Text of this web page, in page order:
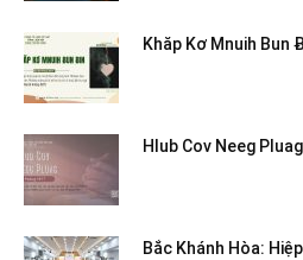
Khăp Kơ Mnuih Bun
Hlub Cov Neeg
Bắc Khánh Hòa: